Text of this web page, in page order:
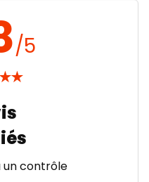
/5
★
un contrôle